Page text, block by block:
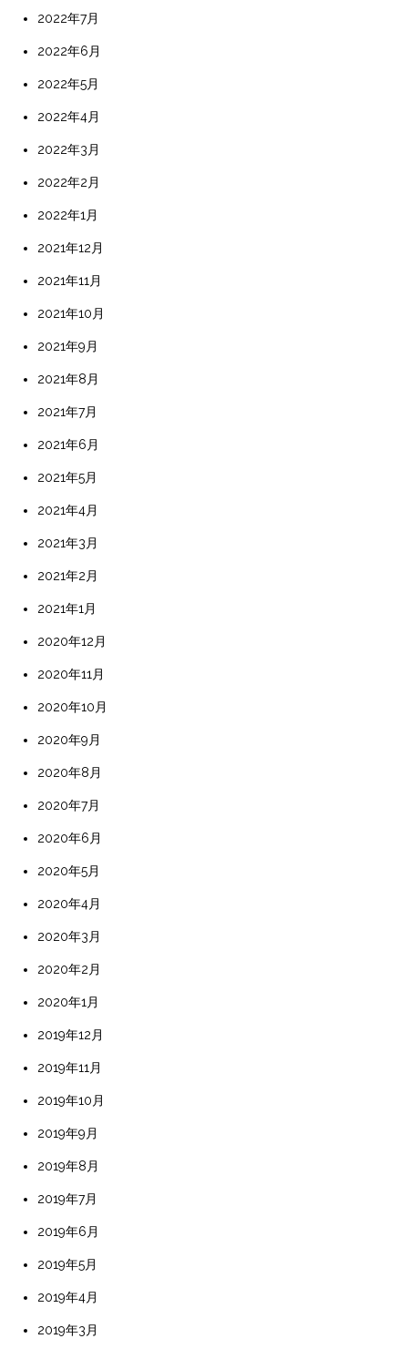
2022年7月
2022年6月
2022年5月
2022年4月
2022年3月
2022年2月
2022年1月
2021年12月
2021年11月
2021年10月
2021年9月
2021年8月
2021年7月
2021年6月
2021年5月
2021年4月
2021年3月
2021年2月
2021年1月
2020年12月
2020年11月
2020年10月
2020年9月
2020年8月
2020年7月
2020年6月
2020年5月
2020年4月
2020年3月
2020年2月
2020年1月
2019年12月
2019年11月
2019年10月
2019年9月
2019年8月
2019年7月
2019年6月
2019年5月
2019年4月
2019年3月